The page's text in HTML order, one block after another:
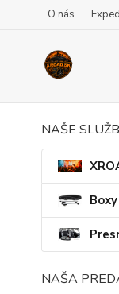
O nás
NAŠE
NAŠA